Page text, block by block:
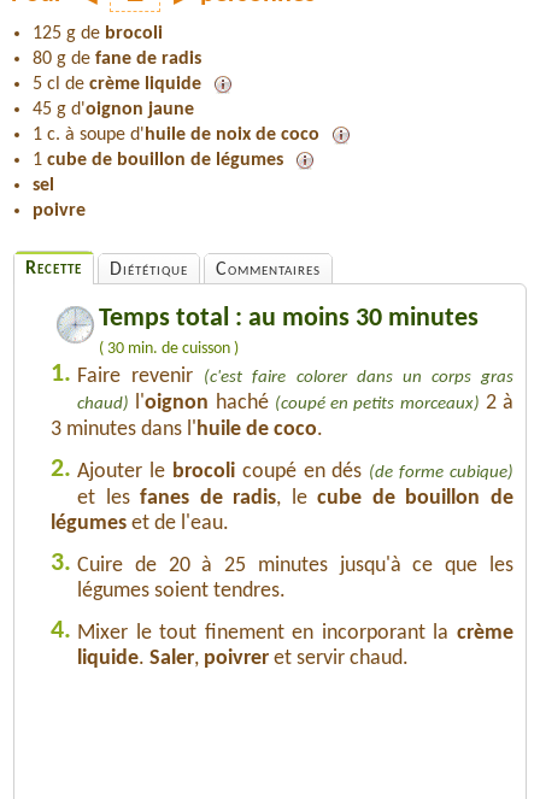
125 g de brocoli
80 g de fane de radis
5 cl de crème liquide
45 g d'oignon jaune
1 c. à soupe d' huile de noix de coco
1 cube de bouillon de légumes
sel
poivre
Recette Diététique Commentaires
Temps total : au moins 30 minutes
( 30 min. de cuisson )
1. Faire revenir
(c'est faire colorer dans un corps gras
chaud)
l'oignon haché (coupé en petits morceaux) 2 à
3 minutes dans l' huile de coco.
2. Ajouter le brocolicoupé en dés (de forme cubique)
et lesfanes de radis, lecube de bouillon de
légumes et de l'eau.
3. Cuire de 20 à 25 minutes jusqu'à ce que les
légumes soient tendres.
4. Mixer le tout finement en incorporant la crème
liquide. Saler, poivrer et servir chaud.